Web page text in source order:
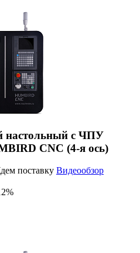
настольный с ЧПУ
CNC (4-я ось)
поставку Видеообзор